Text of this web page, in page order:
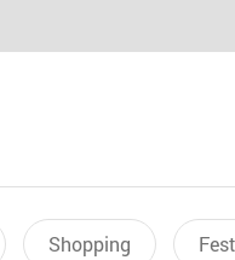
Shopping